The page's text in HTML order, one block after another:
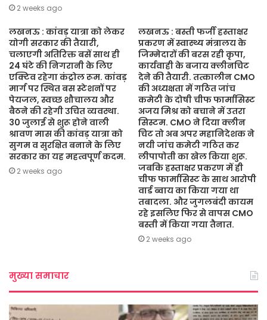
2 weeks ago
लखनऊ : कांवड़ यात्रा को लेकर
योगी सरकार की तैयारी,
चलाएगी अतिरिक्त बसें साथ ही
24 घंटे की निगरानी के लिए
एक्टिव रहेगा कंट्रोल रूम. कांवड़
मार्ग पर स्थित बस स्टेशनों पर
पेयजल, स्वच्छ शौचालय और
बैठने की रहेगी उचित व्यवस्था.
30 जुलाई से शुरू होने वाली
श्रावण मास की कांवड़ यात्रा को
सुगम व सुरक्षित बनाने के लिए
सरकार का यह महत्वपूर्ण कदम.
2 weeks ago
लखनऊ : बस्ती फर्जी हस्ताक्षर
प्रकरण में स्वास्थ्य मंत्रालय के
जिम्मेदारों की बरस रही कृपा,
कार्यवाही के बजाय क्लीनचिट
देने की तैयारी. तत्कालीन CMO
की अध्यक्षता में गठित जांच
कमेटी के दोषी चीफ फार्मासिस्ट
अजय मिश्र को बचाने में उतरा
सिस्टम. CMO ने दिया क्लीन
चिट तो अब अपर महानिदेशक ने
नयी जांच कमेटी गठित कर
लीपापोती का खेल किया शुरू.
जबकि हस्ताक्षर प्रकरण में ही
चीफ फार्मासिस्ट के साथ आरोपी
वार्ड ब्वाय का किया गया था
तबादला. और जुगलबंदी कायम
रहे इसलिए फिर से वापस CMO
बस्ती में किया गया तैनात.
2 weeks ago
मुख्या समाचार